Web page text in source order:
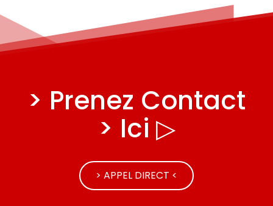
> Prenez Contact
> Ici ▷
> APPEL DIRECT <